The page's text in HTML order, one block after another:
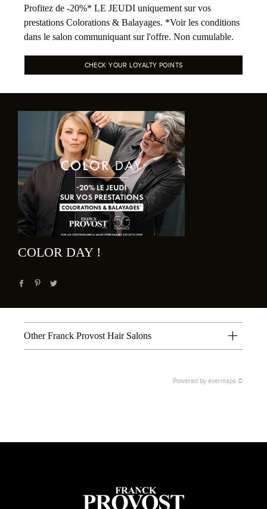
Profitez de -20%* LE JEUDI uniquement sur vos
prestations Colorations & Balayages. *Voir les conditions
dans le salon communiquant sur l'offre. Non cumulable.
CHECK YOUR LOYALTY POINTS
COLOR DAY !
Other Franck Provost Hair Salons
Powered by evermaps ©